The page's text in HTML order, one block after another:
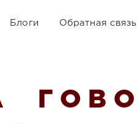
Блоги Обратная связь
Г О В О